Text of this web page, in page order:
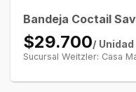
Bandeja Coctail
$29.700/ Unidad
Sucursal Weitzler: Casa